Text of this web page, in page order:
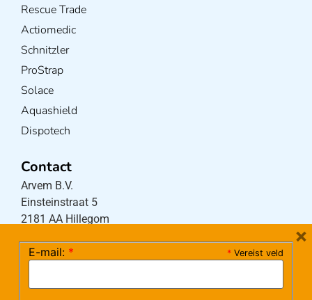
Rescue Trade
Actiomedic
Schnitzler
ProStrap
Solace
Aquashield
Dispotech
Contact
Arvem B.V.
Einsteinstraat 5
2181 AA Hillegom
(maandag – donderdag 08:30-17:15 uur / vrijdag
* Vereist veld
E-mail: *
×